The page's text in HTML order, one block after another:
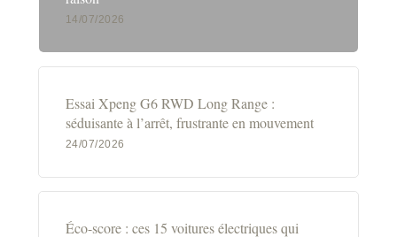
14/07/2026
Essai Xpeng G6 RWD Long Range :
séduisante à l’arrêt, frustrante en mouvement
24/07/2026
Éco-score : ces 15 voitures électriques qui